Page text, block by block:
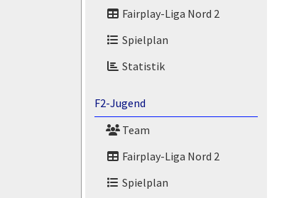
Fairplay-Liga Nord 2
Spielplan
Statistik
F2-Jugend
Team
Fairplay-Liga Nord 2
Spielplan